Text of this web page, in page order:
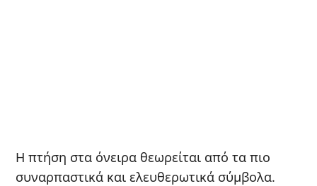
Η πτήση στα όνειρα θεωρείται από τα πιο
συναρπαστικά και ελευθερωτικά σύμβολα.